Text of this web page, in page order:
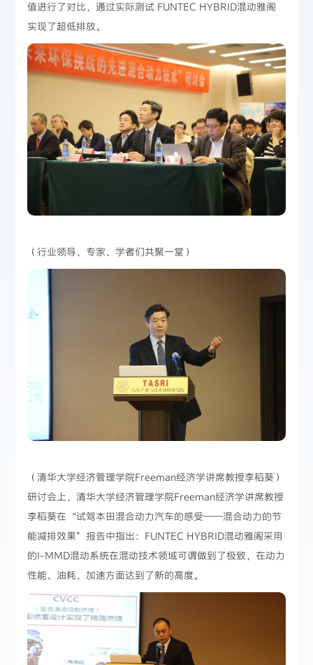
值进行了对比，通过实际测试 FUNTEC HYBRID混动雅阁
实现了超低排放。
（行业领导、专家、学者们共聚一堂）
（清华大学经济管理学院Freeman经济学讲席教授李稻葵）
研讨会上，清华大学经济管理学院Freeman经济学讲席教授
李稻葵在“试驾本田混合动力汽车的感受——混合动力的节
能减排效果”报告中指出：FUNTEC HYBRID混动雅阁采用
的I-MMD混动系统在混动技术领域可谓做到了极致，在动力
性能、油耗、加速方面达到了新的高度。